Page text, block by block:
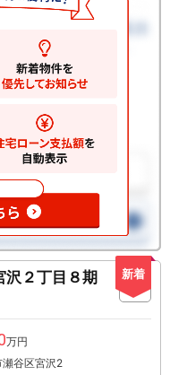
新着
沢２丁目８期
万円
瀬谷区宮沢2